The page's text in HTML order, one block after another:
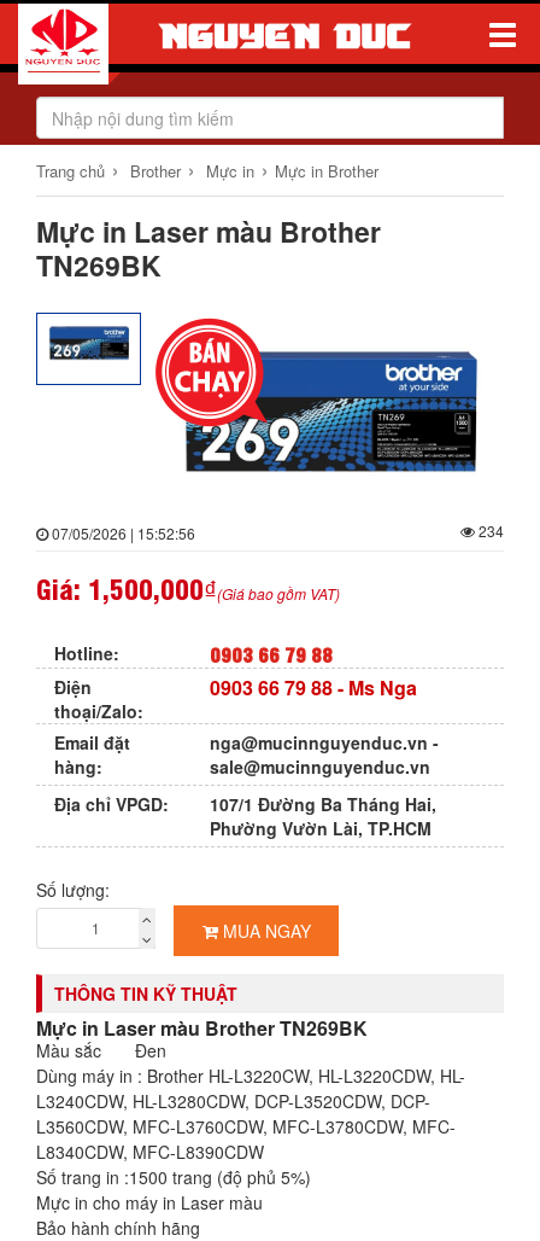
Toggle
Trang chủ › Brother › Mực in › Mực in Brother
Mực in Laser màu Brother
TN269BK
07/05/2026 | 15:52:56 234
Giá: 1,500,000₫(Giá bao gồm VAT)
Hotline: 0903 66 79 88
Điện
thoại/Zalo:
0903 66 79 88- Ms Nga
Email đặt
hàng:
nga@mucinnguyenduc.vn -
sale@mucinnguyenduc.vn
Địa chỉ VPGD:
107/1 Đường Ba Tháng Hai,
Phường Vườn Lài, TP.HCM
Số lượng:
MUA NGAY
THÔNG TIN KỸ THUẬT
Mực in Laser màu Brother TN269BK
Màu sắc Đen
Dùng máy in : Brother HL-L3220CW, HL-L3220CDW, HL-
L3240CDW, HL-L3280CDW, DCP-L3520CDW, DCP-
L3560CDW, MFC-L3760CDW, MFC-L3780CDW, MFC-
L8340CDW, MFC-L8390CDW
Số trang in :1500 trang (độ phủ 5%)
Mực in cho máy in Laser màu
Bảo hành chính hãng